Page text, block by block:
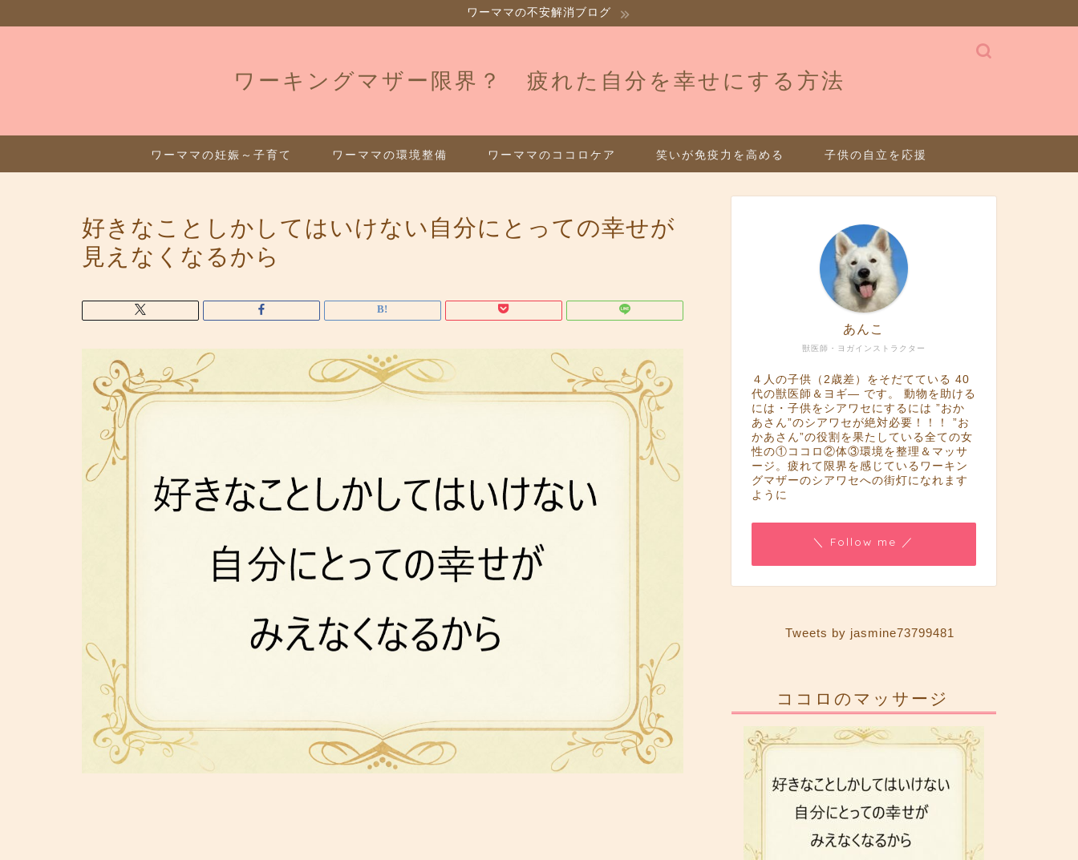
ワーママの不安解消ブログ
ワーキングマザー限界？ 疲れた自分を幸せにする方法
ワーママの妊娠～子育て ワーママの環境整備 ワーママのココロケア 笑いが免疫力を高める 子供の自立を応援
好きなことしかしてはいけない自分にとっての幸せが
見えなくなるから
獣医師・ヨガインストラクター
あんこ
４人の子供（2歳差）をそだてている 40
代の獣医師＆ヨギ― です。 動物を助ける
には・子供をシアワセにするには ”おか
あさん”のシアワセが絶対必要！！！ ”お
かあさん”の役割を果たしている全ての女
性の①ココロ②体③環境を整理＆マッサ
ージ。疲れて限界を感じているワーキン
グマザーのシアワセへの街灯になれます
ように
＼ Follow me ／
Tweets by jasmine73799481
ココロのマッサージ